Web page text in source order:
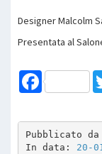
Designer Malcolm
Presentata al
Facebook
Pubblicato da
In data: 20-